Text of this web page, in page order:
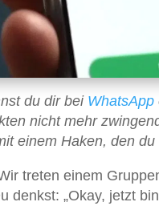
du dir bei WhatsApp
nicht mehr
einem Haken, den du
treten einem
denkst: „Okay, jetzt